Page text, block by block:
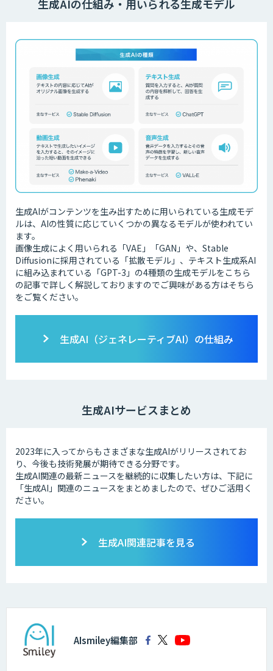
生成AIの仕組み・用いられる生成モデル
生成AIがコンテンツを生み出すために用いられている生成モデ
ルは、AIの性質に応じていくつかの異なるモデルが使われてい
ます。
画像生成によく用いられる「VAE」「GAN」や、Stable
Diffusionに採用されている「拡散モデル」、テキスト生成系AI
に組み込まれている「GPT-3」の4種類の生成モデルをこちら
の記事で詳しく解説しておりますのでご興味がある方はそちら
をご覧ください。
生成AI（ジェネレーティブAI）の仕組み
生成AIサービスまとめ
2023年に入ってからもさまざまな生成AIがリリースされてお
り、今後も技術発展が期待できる分野です。
生成AI関連の最新ニュースを継続的に収集したい方は、下記に
「生成AI」関連のニュースをまとめましたので、ぜひご活用く
ださい。
生成AI関連記事を見る
AIsmiley編集部